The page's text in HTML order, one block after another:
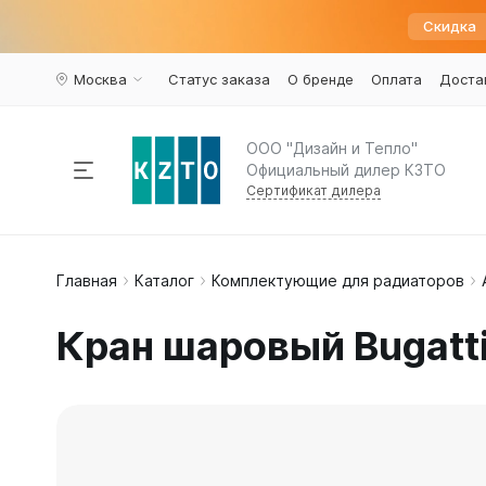
Скидка
Москва Статус заказа О бренде Оплата
ООО "Дизайн и Тепло"
Официальный дилер КЗТО
Сертификат дилера
Радиаторы отопления
Комплектующие
По
Элегант
Элегант
Вентили
Главная Каталог Комплектующие для радиаторов
Кран шаровый